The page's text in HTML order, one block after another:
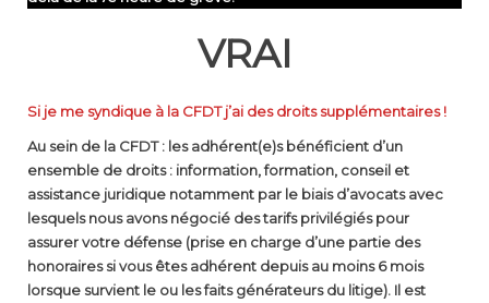
VRAI
Si je me syndique à la CFDT j’ai des droits supplémentaires !
Au sein de la CFDT : les adhérent(e)s bénéficient d’un
ensemble de droits : information, formation, conseil et
assistance juridique notamment par le biais d’avocats avec
lesquels nous avons négocié des tarifs privilégiés pour
assurer votre défense (prise en charge d’une partie des
honoraires si vous êtes adhérent depuis au moins 6 mois
lorsque survient le ou les faits générateurs du litige). Il est